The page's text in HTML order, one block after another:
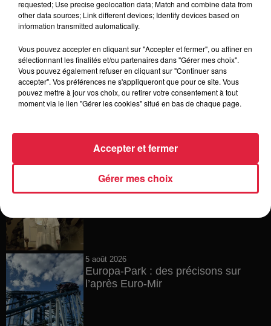
6 août 2026
Tags antisémites à Strasbourg :
6 août 2026
Au zoo de Mulhouse : rencontre
6 août 2026
Les dernières infos sur la venue du
5 août 2026
Europa-Park : des précisons sur
l’après Euro-Mir
requested; Use precise geolocation data; Match and combine data from
other data sources; Link different devices; Identify devices based on
information transmitted automatically.
Vous pouvez accepter en cliquant sur "Accepter et fermer", ou affiner en
sélectionnant les finalités et/ou partenaires dans "Gérer mes choix".
Vous pouvez également refuser en cliquant sur "Continuer sans
accepter". Vos préférences ne s'appliqueront que pour ce site. Vous
pouvez mettre à jour vos choix, ou retirer votre consentement à tout
moment via le lien "Gérer les cookies" situé en bas de chaque page.
Gérer mes choix
Accepter et fermer